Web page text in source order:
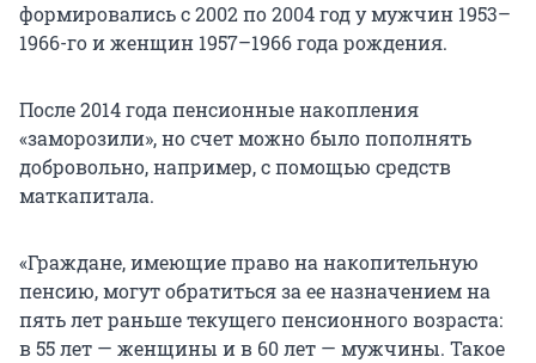
формировались с 2002 по 2004 год у мужчин 1953–
1966-го и женщин 1957–1966 года рождения.
После 2014 года пенсионные накопления
«заморозили», но счет можно было пополнять
добровольно, например, с помощью средств
маткапитала.
«Граждане, имеющие право на накопительную
пенсию, могут обратиться за ее назначением на
пять лет раньше текущего пенсионного возраста:
в 55 лет — женщины и в 60 лет — мужчины. Такое